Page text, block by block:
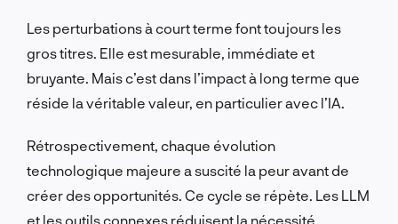
Les perturbations à court terme font toujours les
gros titres. Elle est mesurable, immédiate et
bruyante. Mais c’est dans l’impact à long terme que
réside la véritable valeur, en particulier avec l’IA.
Rétrospectivement, chaque évolution
technologique majeure a suscité la peur avant de
créer des opportunités. Ce cycle se répète. Les LLM
et les outils connexes réduisent la nécessité